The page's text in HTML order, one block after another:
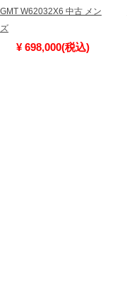
GMT W62032X6 中古 メン
ズ
¥ 698,000(税込)